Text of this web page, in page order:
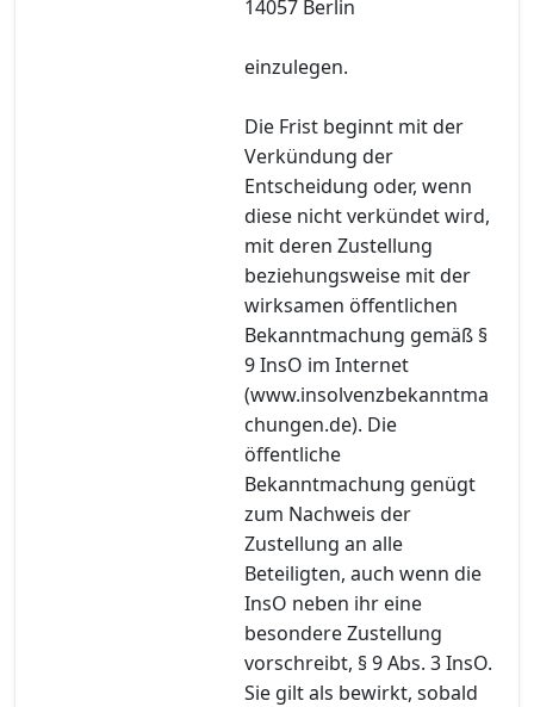
14057 Berlin
einzulegen.
Die Frist beginnt mit der
Verkündung der
Entscheidung oder, wenn
diese nicht verkündet wird,
mit deren Zustellung
beziehungsweise mit der
wirksamen öffentlichen
Bekanntmachung gemäß §
9 InsO im Internet
(www.insolvenzbekanntma
chungen.de). Die
öffentliche
Bekanntmachung genügt
zum Nachweis der
Zustellung an alle
Beteiligten, auch wenn die
InsO neben ihr eine
besondere Zustellung
vorschreibt, § 9 Abs. 3 InsO.
Sie gilt als bewirkt, sobald